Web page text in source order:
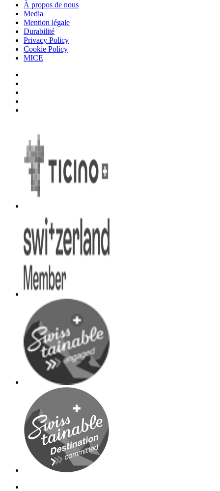
À propos de nous
Media
Mention légale
Durabilité
Privacy Policy
Cookie Policy
MICE